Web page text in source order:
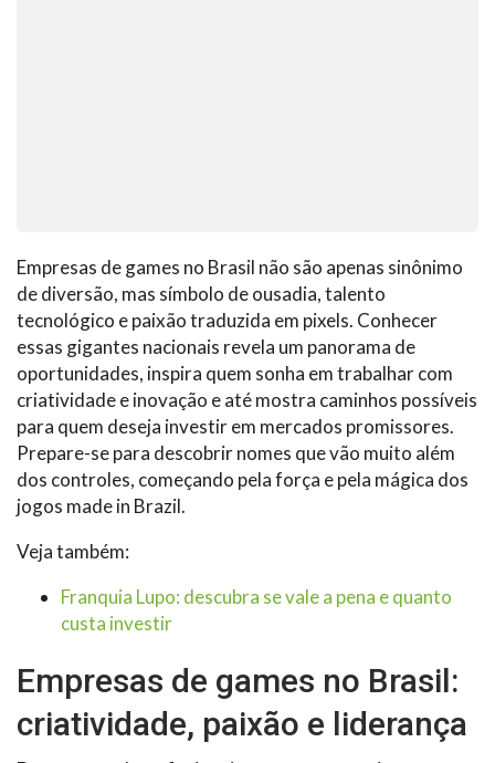
Empresas de games no Brasil não são apenas sinônimo
de diversão, mas símbolo de ousadia, talento
tecnológico e paixão traduzida em pixels. Conhecer
essas gigantes nacionais revela um panorama de
oportunidades, inspira quem sonha em trabalhar com
criatividade e inovação e até mostra caminhos possíveis
para quem deseja investir em mercados promissores.
Prepare-se para descobrir nomes que vão muito além
dos controles, começando pela força e pela mágica dos
jogos made in Brazil.
Veja também:
Franquia Lupo: descubra se vale a pena e quanto
custa investir
Empresas de games no Brasil:
criatividade, paixão e liderança